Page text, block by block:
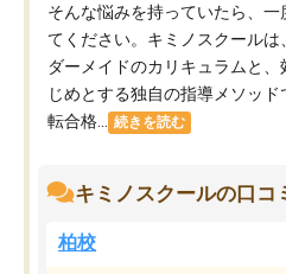
そんな悩みを持っていたら、
てください。キミノスクール
ダーメイドのカリキュラムと
じめとする独自の指導メソッ
転合格...
続きを読む
キミノスクールの口コ
柏校